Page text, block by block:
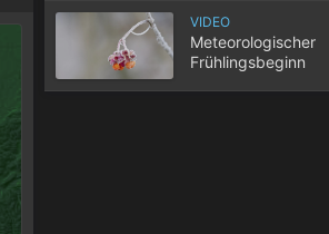
VIDEO
Meteorologischer
Frühlingsbeginn